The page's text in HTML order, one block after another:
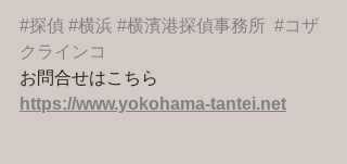
#探偵 #横浜 #横濱港探偵事務所 #コザ
クラインコ
お問合せはこちら
https://www.yokohama-tantei.net